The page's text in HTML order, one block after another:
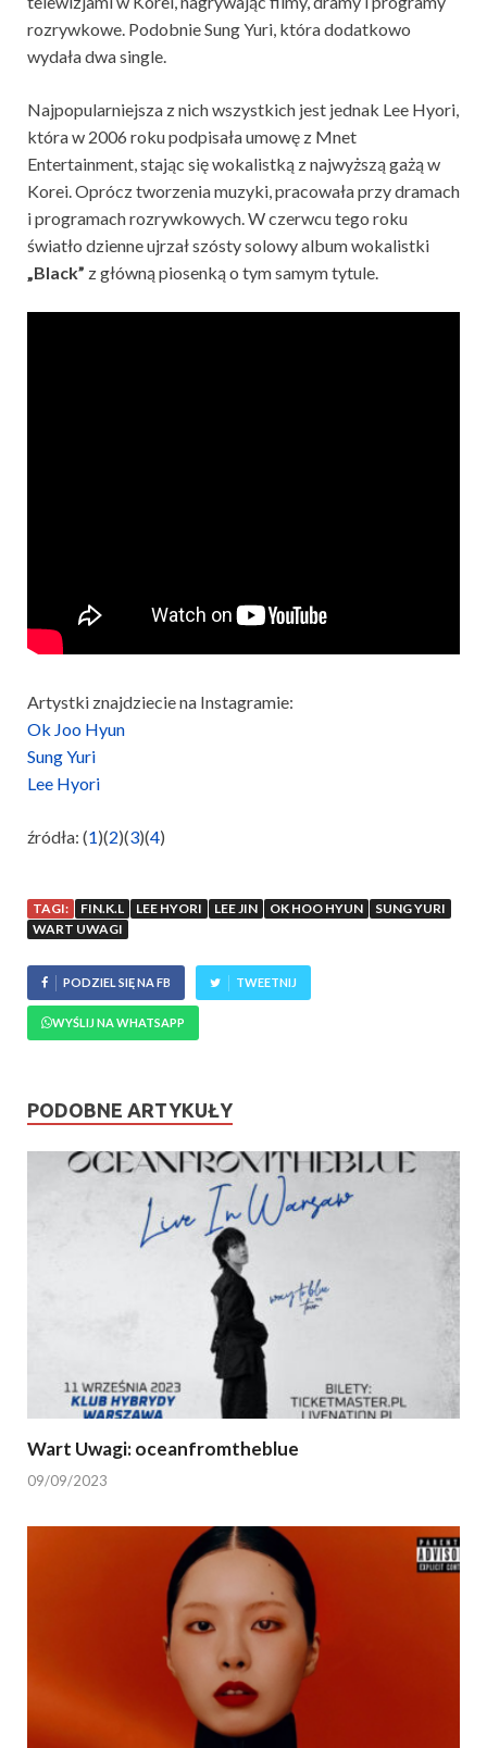
rozrywkowe. Podobnie Sung Yuri, która dodatkowo
wydała dwa single.
Najpopularniejsza z nich wszystkich jest jednak Lee Hyori,
która w 2006 roku podpisała umowę z Mnet
Entertainment, stając się wokalistką z najwyższą gażą w
Korei. Oprócz tworzenia muzyki, pracowała przy dramach
i programach rozrywkowych. W czerwcu tego roku
światło dzienne ujrzał szósty solowy album wokalistki
„Black” z główną piosenką o tym samym tytule.
Artystki znajdziecie na Instagramie:
Ok Joo Hyun
Sung Yuri
Lee Hyori
źródła: (1)(2)(3)(4)
TAGI: FIN.K.L LEE HYORI LEE JIN OK HOO HYUN
SUNG YURI
WART UWAGI
PODZIEL SIĘ NA FB TWEETNIJ
WYŚLIJ NA WHATSAPP
PODOBNE ARTYKUŁY
Wart Uwagi: oceanfromtheblue
09/09/2023